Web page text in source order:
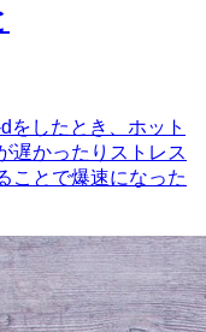
をしたとき、ホット
遅かったりストレス
ことで爆速になった